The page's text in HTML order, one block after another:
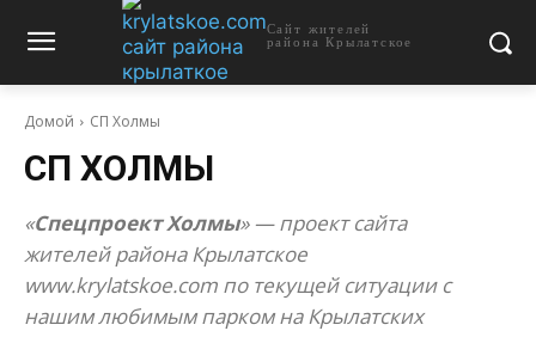
Сайт жителей
района Крылатское
Домой СП Холмы
СП ХОЛМЫ
«Спецпроект Холмы» — проект сайта
жителей района Крылатское
www.krylatskoe.com по текущей ситуации с
нашим любимым парком на Крылатских